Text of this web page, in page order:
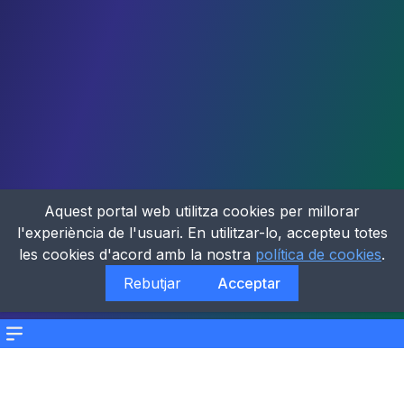
Menu
Aquest portal web utilitza cookies per millorar
l'experiència de l'usuari. En utilitzar-lo, accepteu totes
les cookies d'acord amb la nostra política de cookies.
Rebutjar
Acceptar